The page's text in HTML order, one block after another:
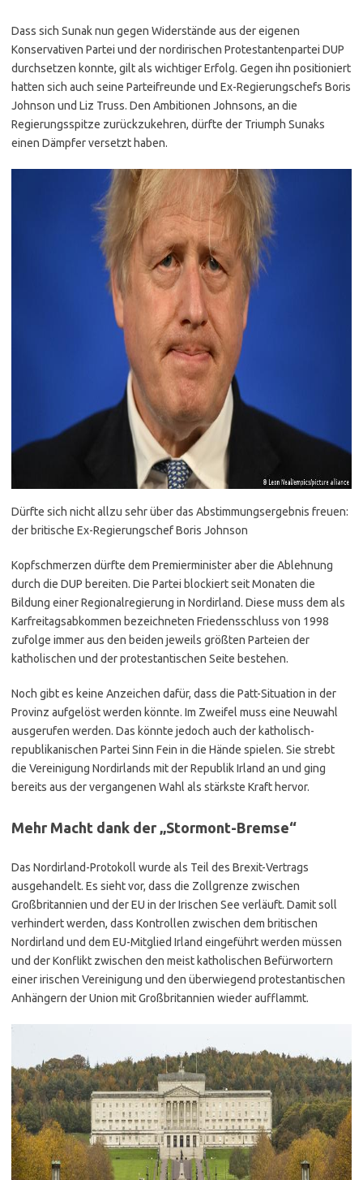
Dass sich Sunak nun gegen Widerstände aus der eigenen
Konservativen Partei und der nordirischen Protestantenpartei DUP
durchsetzen konnte, gilt als wichtiger Erfolg. Gegen ihn positioniert
hatten sich auch seine Parteifreunde und Ex-Regierungschefs Boris
Johnson und Liz Truss. Den Ambitionen Johnsons, an die
Regierungsspitze zurückzukehren, dürfte der Triumph Sunaks
einen Dämpfer versetzt haben.
Dürfte sich nicht allzu sehr über das Abstimmungsergebnis freuen:
der britische Ex-Regierungschef Boris Johnson
Kopfschmerzen dürfte dem Premierminister aber die Ablehnung
durch die DUP bereiten. Die Partei blockiert seit Monaten die
Bildung einer Regionalregierung in Nordirland. Diese muss dem als
Karfreitagsabkommen bezeichneten Friedensschluss von 1998
zufolge immer aus den beiden jeweils größten Parteien der
katholischen und der protestantischen Seite bestehen.
Noch gibt es keine Anzeichen dafür, dass die Patt-Situation in der
Provinz aufgelöst werden könnte. Im Zweifel muss eine Neuwahl
ausgerufen werden. Das könnte jedoch auch der katholisch-
republikanischen Partei Sinn Fein in die Hände spielen. Sie strebt
die Vereinigung Nordirlands mit der Republik Irland an und ging
bereits aus der vergangenen Wahl als stärkste Kraft hervor.
Mehr Macht dank der „Stormont-Bremse“
Das Nordirland-Protokoll wurde als Teil des Brexit-Vertrags
ausgehandelt. Es sieht vor, dass die Zollgrenze zwischen
Großbritannien und der EU in der Irischen See verläuft. Damit soll
verhindert werden, dass Kontrollen zwischen dem britischen
Nordirland und dem EU-Mitglied Irland eingeführt werden müssen
und der Konflikt zwischen den meist katholischen Befürwortern
einer irischen Vereinigung und den überwiegend protestantischen
Anhängern der Union mit Großbritannien wieder aufflammt.